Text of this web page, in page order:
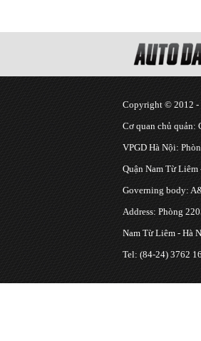
Copyright © 2012 -
Cơ quan chủ quản:
VPGD Hà Nội:
Quận Nam Từ Liêm
Governing body:
Address: Phòng
Nam Từ Liêm - Hà
Tel: (84-24) 3762